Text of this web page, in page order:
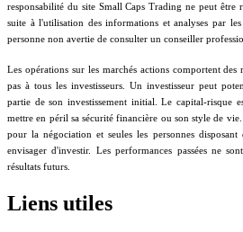
responsabilité du site Small Caps Trading ne peut être
suite à l'utilisation des informations et analyses par
personne non avertie de consulter un conseiller
Les opérations sur les marchés actions comportent
pas à tous les investisseurs. Un investisseur peut
partie de son investissement initial. Le capital-risque
mettre en péril sa sécurité financière ou son style de
pour la négociation et seules les personnes
envisager d'investir. Les performances passées ne
résultats futurs.
Liens utiles